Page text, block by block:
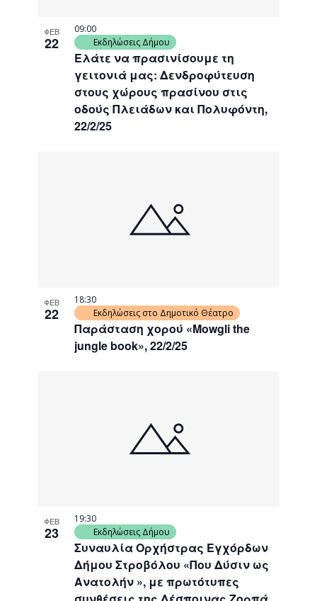
ΦΕΒ
22
Ελάτε να πρασινίσουμε τη
γειτονιά μας: Δενδροφύτευση
στους χώρους πρασίνου στις
οδούς Πλειάδων και Πολυφόντη,
22/2/25
09:00
Εκδηλώσεις Δήμου
ΦΕΒ
22
Παράσταση χορού «Mowgli the
jungle book», 22/2/25
18:30
Εκδηλώσεις στο Δημοτικό Θέατρο
ΦΕΒ
23
Συναυλία Ορχήστρας Εγχόρδων
Δήμου Στροβόλου «Που Δύσιν ως
Ανατολήν », με πρωτότυπες
19:30
Εκδηλώσεις Δήμου